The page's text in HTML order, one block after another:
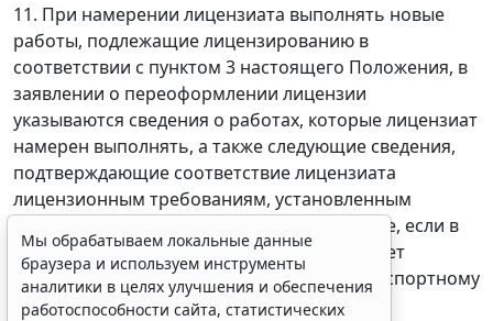
11. При намерении лицензиата выполнять новые
работы, подлежащие лицензированию в
соответствии с пунктом 3 настоящего Положения, в
заявлении о переоформлении лицензии
указываются сведения о работах, которые лицензиат
намерен выполнять, а также следующие сведения,
подтверждающие соответствие лицензиата
лицензионным требованиям, установленным
пунктом 6 настоящего Положения (в случае, если в
качестве лицензирующего органа выступает
Федеральная служба по техническому и экспортному
контролю):
Мы обрабатываем локальные данные
браузера и используем инструменты
аналитики в целях улучшения и обеспечения
работоспособности сайта, статистических